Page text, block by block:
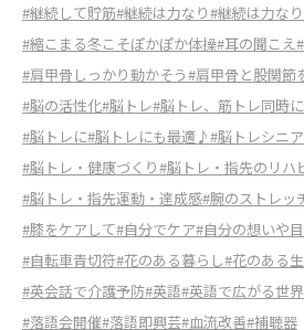
#継続して貯筋#継続は力なり#継続は力な
#縮こまる冬こそぽかぽか体操#耳の聞こえ
#肩甲骨しっかり動かそう#肩甲骨と股関節
#脳の活性化#脳トレ#脳トレ、筋トレ同時に
#脳トレに#脳トレにも最適♪#脳トレシニ
#脳トレ・健康づくり#脳トレ・指先のリハ
#脳トレ・指先運動・達成感#腕のストレッ
#膝をケアして#自分でケア#自分の想いや
#自転車青切符#花のある暮らし#花のある
#英会話で介護予防#英語#英語で広がる世界
#落語会開催#落語即興芸#血流改善#補聴器